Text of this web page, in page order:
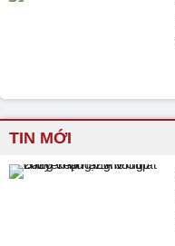
TIN MỚI